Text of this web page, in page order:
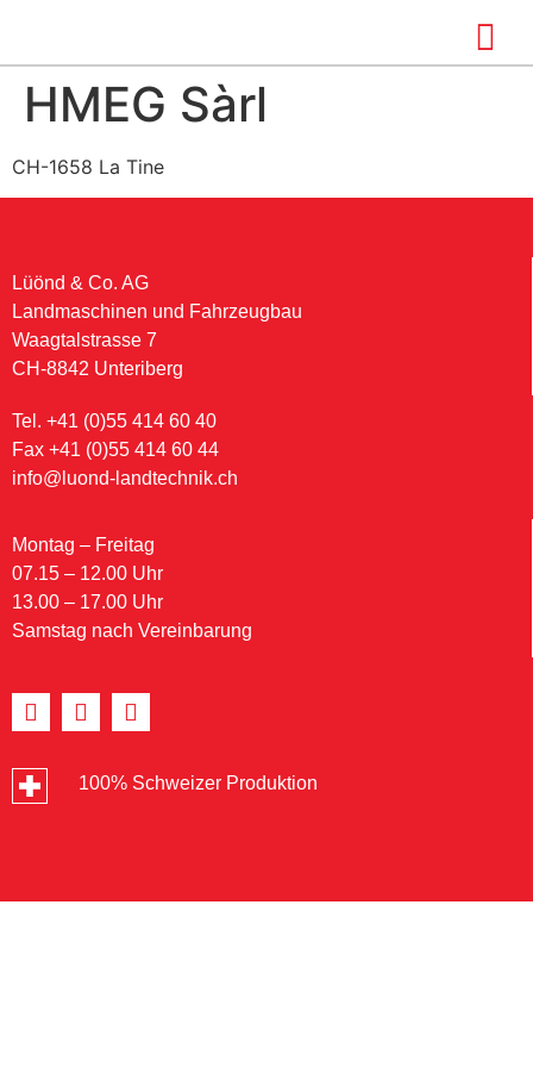
HMEG Sàrl
CH-1658 La Tine
Lüönd & Co. AG
Landmaschinen und Fahrzeugbau
Waagtalstrasse 7
CH-8842 Unteriberg
Tel. +41 (0)55 414 60 40
Fax +41 (0)55 414 60 44
info@luond-landtechnik.ch
Montag – Freitag
07.15 – 12.00 Uhr
13.00 – 17.00 Uhr
Samstag nach Vereinbarung
100% Schweizer Produktion